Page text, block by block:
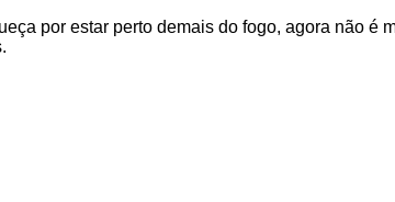
por estar perto demais do fogo, agora não